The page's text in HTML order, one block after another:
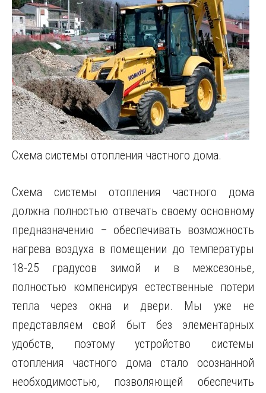
Схема системы отопления частного дома.
Схема системы отопления частного дома
должна полностью отвечать своему основному
предназначению – обеспечивать возможность
нагрева воздуха в помещении до температуры
18-25 градусов зимой и в межсезонье,
полностью компенсируя естественные потери
тепла через окна и двери. Мы уже не
представляем свой быт без элементарных
удобств, поэтому устройство системы
отопления частного дома стало осознанной
необходимостью, позволяющей обеспечить